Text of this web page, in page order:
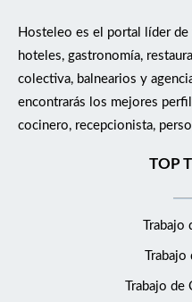
Hosteleo es el portal líder
hoteles, gastronomía,
colectiva, balnearios y
encontrarás los mejores
cocinero, recepcionista,
TOP
Trabajo